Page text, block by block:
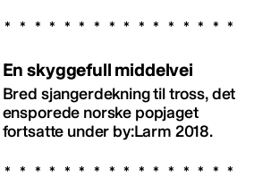
En skyggefull middelvei
Bred sjangerdekning til tross, det
ensporede norske popjaget
fortsatte under by:Larm 2018.